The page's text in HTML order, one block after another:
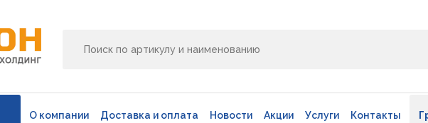
О компании Доставка и оплата Новости Акции Услуги Контакты